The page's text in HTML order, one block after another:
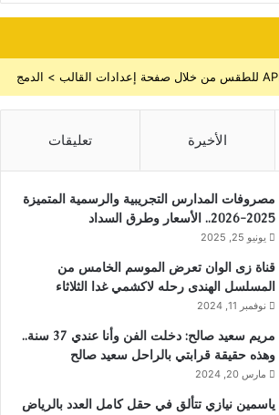
الأخيرة تعليقات
مصروفات المدارس التجريبية والرسمية المتميزة
2025-2026.. الأسعار وطرق السداد
يونيو 25, 2025
قناة زى الوان تعرض الموسم الخامس من
المسلسل الهندى رحله لاكشمي غدا الثلاثاء
نوفمبر 11, 2024
مريم سعيد صالح: دخلت الفن وأنا عندي 37 سنة..
وهذه حقيقة قرابتي بالراحل سعيد صالح
مارس 20, 2024
ياسمين نيازي تتألق في حقل كامل العدد بالرياض